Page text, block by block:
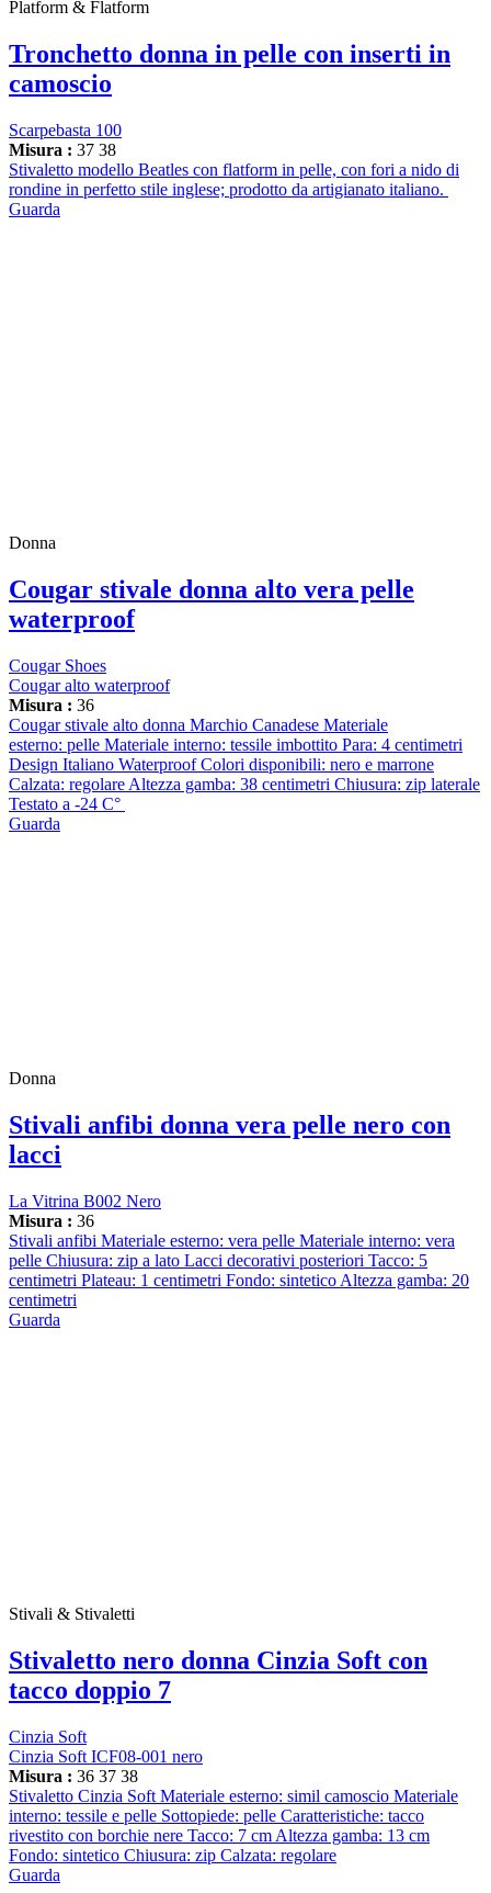
Platform & Flatform
Tronchetto donna in pelle con inserti in
camoscio
Scarpebasta 100
Misura : 37 38
Stivaletto modello Beatles con flatform in pelle, con fori a nido di
rondine in perfetto stile inglese; prodotto da artigianato italiano.
Guarda
Donna
Cougar stivale donna alto vera pelle
waterproof
Cougar Shoes
Cougar alto waterproof
Misura : 36
Cougar stivale alto donna Marchio Canadese Materiale
esterno: pelle Materiale interno: tessile imbottito Para: 4 centimetri
Design Italiano Waterproof Colori disponibili: nero e marrone
Calzata: regolare Altezza gamba: 38 centimetri Chiusura: zip laterale
Testato a -24 C°
Guarda
Donna
Stivali anfibi donna vera pelle nero con
lacci
La Vitrina B002 Nero
Misura : 36
Stivali anfibi Materiale esterno: vera pelle Materiale interno: vera
pelle Chiusura: zip a lato Lacci decorativi posteriori Tacco: 5
centimetri Plateau: 1 centimetri Fondo: sintetico Altezza gamba: 20
centimetri
Guarda
Stivali & Stivaletti
Stivaletto nero donna Cinzia Soft con
tacco doppio 7
Cinzia Soft
Cinzia Soft ICF08-001 nero
Misura : 36 37 38
Stivaletto Cinzia Soft Materiale esterno: simil camoscio Materiale
interno: tessile e pelle Sottopiede: pelle Caratteristiche: tacco
rivestito con borchie nere Tacco: 7 cm Altezza gamba: 13 cm
Fondo: sintetico Chiusura: zip Calzata: regolare
Guarda